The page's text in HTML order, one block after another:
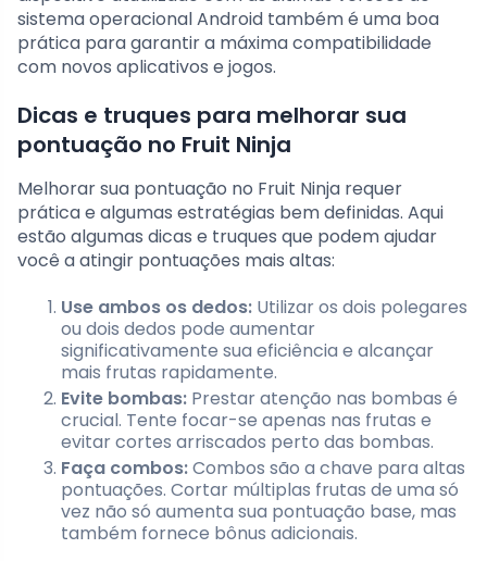
sistema operacional Android também é uma boa
prática para garantir a máxima compatibilidade
com novos aplicativos e jogos.
Dicas e truques para melhorar sua
pontuação no Fruit Ninja
Melhorar sua pontuação no Fruit Ninja requer
prática e algumas estratégias bem definidas. Aqui
estão algumas dicas e truques que podem ajudar
você a atingir pontuações mais altas:
Use ambos os dedos: Utilizar os dois polegares
ou dois dedos pode aumentar
significativamente sua eficiência e alcançar
mais frutas rapidamente.
Evite bombas: Prestar atenção nas bombas é
crucial. Tente focar-se apenas nas frutas e
evitar cortes arriscados perto das bombas.
Faça combos:Combos são a chave para altas
pontuações. Cortar múltiplas frutas de uma só
vez não só aumenta sua pontuação base, mas
também fornece bônus adicionais.